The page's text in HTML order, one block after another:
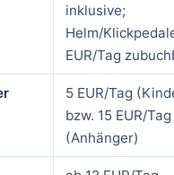
inklusive;
Helm/
EUR/Tag
5 EUR/Tag
bzw. 15 EUR/Tag
(Anhänger)